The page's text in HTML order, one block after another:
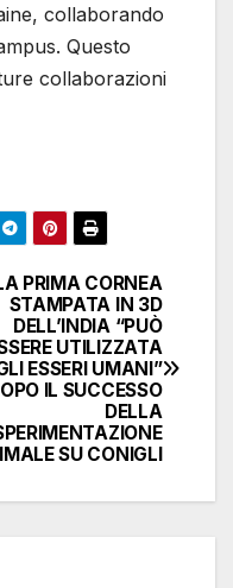
collaborando
Questo
collaborazioni
PRIMA CORNEA
STAMPATA IN 3D
DELL’INDIA “PUÒ
UTILIZZATA
ESSERI UMANI”
IL SUCCESSO
DELLA
SU CONIGLI